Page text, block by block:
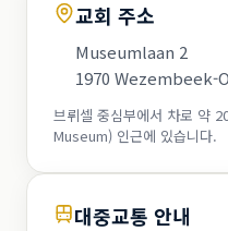
교회 주소
Museumlaan 2
1970
브뤼셀 중심부에서 차로 약
Museum) 인근에 있습니다.
대중교통 안내